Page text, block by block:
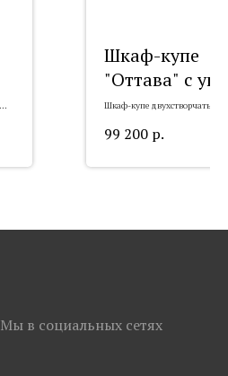
Шкаф-купе
"Оттава" с
Шкаф-купе двухстворчатый
99 200 р.
Мы в социальных сетях